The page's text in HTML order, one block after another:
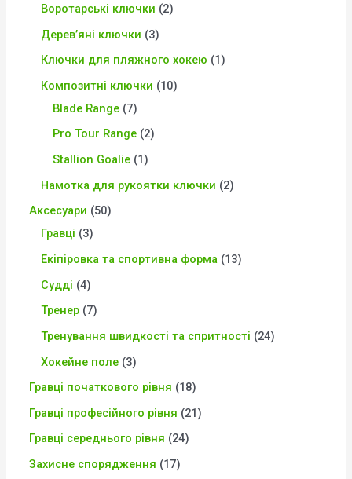
Воротарські ключки
2
Дерев’яні ключки
3
Ключки для пляжного хокею
1
Композитні ключки
10
Blade Range 7
Pro Tour Range 2
Stallion Goalie 1
Намотка для рукоятки ключки
2
Аксесуари
50
Гравці
3
Екіпіровка та спортивна форма 13
Судді 4
Тренер 7
Тренування швидкості та спритності
24
Хокейне поле 3
Гравці початкового рівня
18
Гравці професійного рівня
21
Гравці середнього рівня
24
Захисне спорядження
17